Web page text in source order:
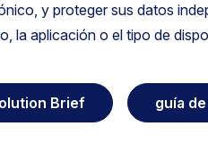
y proteger sus datos
la aplicación o el tipo de
Brief guía